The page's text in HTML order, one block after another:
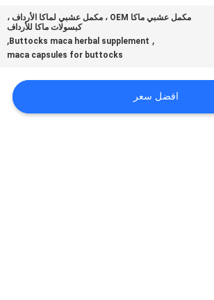
مكمل عشبي ماكا OEM ، مكمل عشبي لماكا الأرداف ،
كبسولات ماكا للأرداف
,
Buttocks maca herbal supplement
,
maca capsules for buttocks
افضل سعر